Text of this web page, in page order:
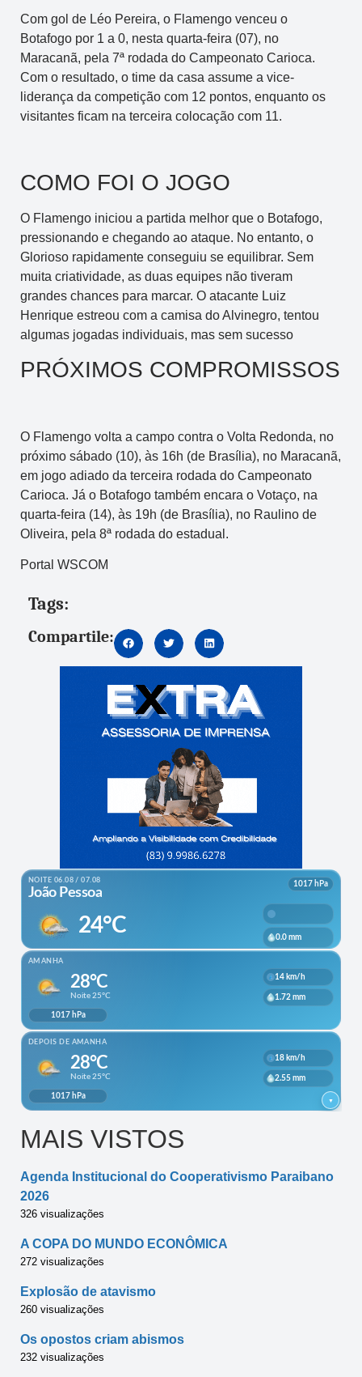
Com gol de Léo Pereira, o Flamengo venceu o
Botafogo por 1 a 0, nesta quarta-feira (07), no
Maracanã, pela 7ª rodada do Campeonato Carioca.
Com o resultado, o time da casa assume a vice-
liderança da competição com 12 pontos, enquanto os
visitantes ficam na terceira colocação com 11.
COMO FOI O JOGO
O Flamengo iniciou a partida melhor que o Botafogo,
pressionando e chegando ao ataque. No entanto, o
Glorioso rapidamente conseguiu se equilibrar. Sem
muita criatividade, as duas equipes não tiveram
grandes chances para marcar. O atacante Luiz
Henrique estreou com a camisa do Alvinegro, tentou
algumas jogadas individuais, mas sem sucesso
PRÓXIMOS COMPROMISSOS
O Flamengo volta a campo contra o Volta Redonda, no
próximo sábado (10), às 16h (de Brasília), no Maracanã,
em jogo adiado da terceira rodada do Campeonato
Carioca. Já o Botafogo também encara o Votaço, na
quarta-feira (14), às 19h (de Brasília), no Raulino de
Oliveira, pela 8ª rodada do estadual.
Portal WSCOM
Tags:
Compartile:
MAIS VISTOS
Agenda Institucional do Cooperativismo Paraibano
2026
326 visualizações
A COPA DO MUNDO ECONÔMICA
272 visualizações
Explosão de atavismo
260 visualizações
Os opostos criam abismos
232 visualizações